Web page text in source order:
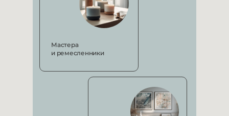
Мастера
и ремесленники